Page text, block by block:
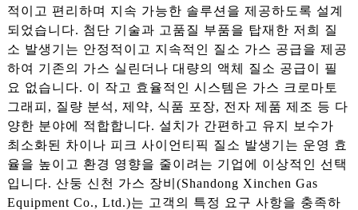
적이고 편리하며 지속 가능한 솔루션을 제공하도록 설계
되었습니다. 첨단 기술과 고품질 부품을 탑재한 저희 질
소 발생기는 안정적이고 지속적인 질소 가스 공급을 제공
하여 기존의 가스 실린더나 대량의 액체 질소 공급이 필
요 없습니다. 이 작고 효율적인 시스템은 가스 크로마토
그래피, 질량 분석, 제약, 식품 포장, 전자 제품 제조 등 다
양한 분야에 적합합니다. 설치가 간편하고 유지 보수가
최소화된 차이나 피크 사이언티픽 질소 발생기는 운영 효
율을 높이고 환경 영향을 줄이려는 기업에 이상적인 선택
입니다. 산둥 신천 가스 장비(Shandong Xinchen Gas
Equipment Co., Ltd.)는 고객의 특정 요구 사항을 충족하